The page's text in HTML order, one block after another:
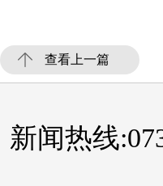
查看上一篇
新闻热线